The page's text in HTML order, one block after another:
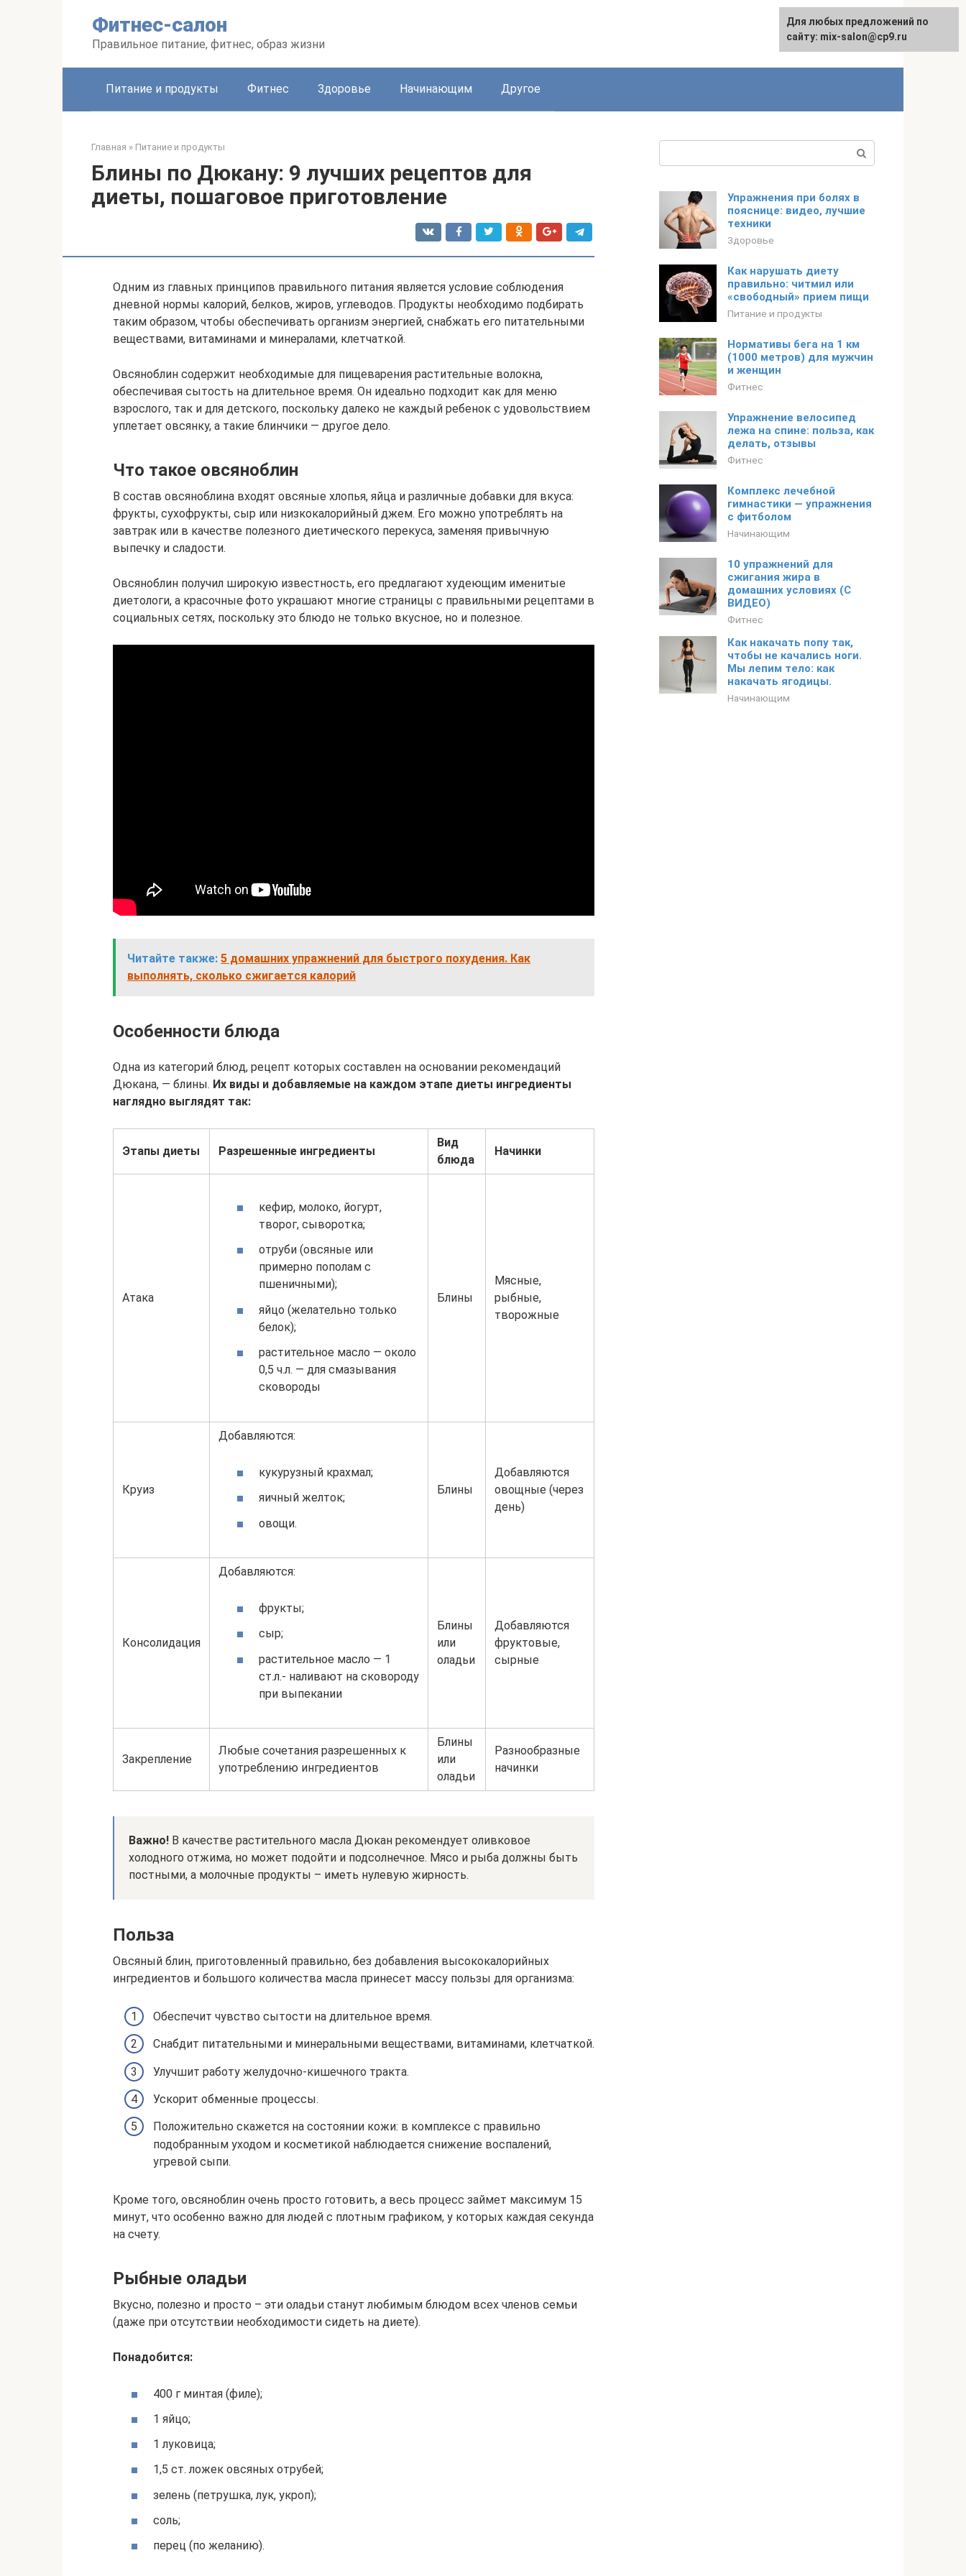
Фитнес-салон
Правильное питание, фитнес, образ жизни
Питание и продукты Фитнес Здоровье Начинающим Другое
Главная » Питание и продукты
Блины по Дюкану: 9 лучших рецептов для
диеты, пошаговое приготовление
Одним из главных принципов правильного питания является условие соблюдения
дневной нормы калорий, белков, жиров, углеводов. Продукты необходимо подбирать
таким образом, чтобы обеспечивать организм энергией, снабжать его питательными
веществами, витаминами и минералами, клетчаткой.
Овсяноблин содержит необходимые для пищеварения растительные волокна,
обеспечивая сытость на длительное время. Он идеально подходит как для меню
взрослого, так и для детского, поскольку далеко не каждый ребенок с удовольствием
уплетает овсянку, а такие блинчики — другое дело.
Что такое овсяноблин
В состав овсяноблина входят овсяные хлопья, яйца и различные добавки для вкуса:
фрукты, сухофрукты, сыр или низкокалорийный джем. Его можно употреблять на
завтрак или в качестве полезного диетического перекуса, заменяя привычную
выпечку и сладости.
Овсяноблин получил широкую известность, его предлагают худеющим именитые
диетологи, а красочные фото украшают многие страницы с правильными рецептами в
социальных сетях, поскольку это блюдо не только вкусное, но и полезное.
Читайте также: 5 домашних упражнений для быстрого похудения. Как
выполнять, сколько сжигается калорий
Особенности блюда
Одна из категорий блюд, рецепт которых составлен на основании рекомендаций
Дюкана, — блины. Их виды и добавляемые на каждом этапе диеты ингредиенты
наглядно выглядят так:
Этапы диеты Разрешенные ингредиенты
Вид
блюда
Начинки
Атака
кефир, молоко, йогурт,
творог, сыворотка;
отруби (овсяные или
примерно пополам с
пшеничными);
яйцо (желательно только
белок);
растительное масло — около
0,5 ч.л. — для смазывания
сковороды
Блины
Мясные,
рыбные,
творожные
Круиз
Добавляются:
кукурузный крахмал;
яичный желток;
овощи.
Блины
Добавляются
овощные (через
день)
Консолидация
Добавляются:
фрукты;
сыр;
растительное масло — 1
ст.л.- наливают на сковороду
при выпекании
Блины
или
оладьи
Добавляются
фруктовые,
сырные
Закрепление
Любые сочетания разрешенных к
употреблению ингредиентов
Блины
или
оладьи
Разнообразные
начинки
Важно! В качестве растительного масла Дюкан рекомендует оливковое
холодного отжима, но может подойти и подсолнечное. Мясо и рыба должны быть
постными, а молочные продукты – иметь нулевую жирность.
Польза
Овсяный блин, приготовленный правильно, без добавления высококалорийных
ингредиентов и большого количества масла принесет массу пользы для организма:
Обеспечит чувство сытости на длительное время.
Снабдит питательными и минеральными веществами, витаминами, клетчаткой.
Улучшит работу желудочно-кишечного тракта.
Ускорит обменные процессы.
Положительно скажется на состоянии кожи: в комплексе с правильно
подобранным уходом и косметикой наблюдается снижение воспалений,
угревой сыпи.
Кроме того, овсяноблин очень просто готовить, а весь процесс займет максимум 15
минут, что особенно важно для людей с плотным графиком, у которых каждая секунда
на счету.
Рыбные оладьи
Вкусно, полезно и просто – эти оладьи станут любимым блюдом всех членов семьи
(даже при отсутствии необходимости сидеть на диете).
Понадобится:
400 г минтая (филе);
1 яйцо;
1 луковица;
1,5 ст. ложек овсяных отрубей;
зелень (петрушка, лук, укроп);
соль;
перец (по желанию).
Упражнения при болях в
пояснице: видео, лучшие
техники
Здоровье
Как нарушать диету
правильно: читмил или
«свободный» прием пищи
Питание и продукты
Нормативы бега на 1 км
(1000 метров) для мужчин
и женщин
Фитнес
Упражнение велосипед
лежа на спине: польза, как
делать, отзывы
Фитнес
Комплекс лечебной
гимнастики — упражнения
с фитболом
Начинающим
10 упражнений для
сжигания жира в
домашних условиях (С
ВИДЕО)
Фитнес
Как накачать попу так,
чтобы не качались ноги.
Мы лепим тело: как
накачать ягодицы.
Начинающим
Для любых предложений по
сайту: mix-salon@cp9.ru